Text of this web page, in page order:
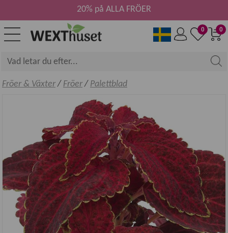
0
0
20% på ALLA FRÖER
Fröer & Växter/ Fröer/ Palettblad